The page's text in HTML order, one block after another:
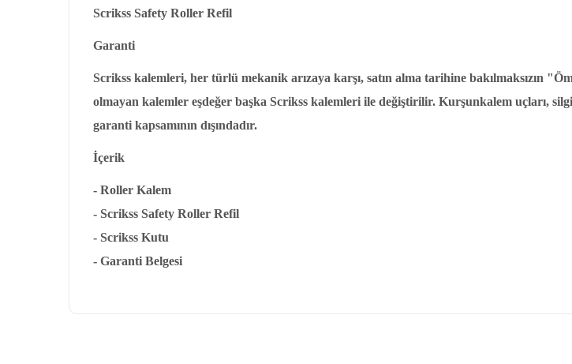
Scrikss Safety Roller Refil
Garanti
Scrikss kalemleri, her türlü mekanik arızaya karşı, satın alma tarihine bakılmaksızın
olmayan kalemler eşdeğer başka Scrikss kalemleri ile değiştirilir. Kurşunkalem uçları,
garanti kapsamının dışındadır.
İçerik
- Roller Kalem
- Scrikss Safety Roller Refil
- Scrikss Kutu
- Garanti Belgesi